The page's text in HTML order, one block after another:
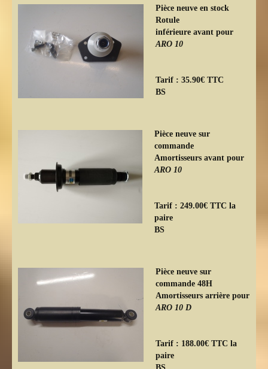
Pièce neuve en stock
Rotule
inférieure avant pour
ARO 10
Tarif : 35.90€ TTC
BS
Pièce neuve sur
commande
Amortisseurs avant pour
ARO 10
Tarif : 249.00€ TTC la
paire
BS
Pièce neuve sur
commande 48H
Amortisseurs arrière pour
ARO 10 D
Tarif : 188.00€ TTC la
paire